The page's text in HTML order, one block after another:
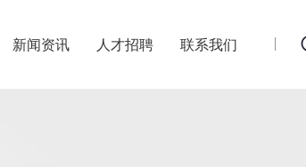
新闻资讯 人才招聘 联系我们